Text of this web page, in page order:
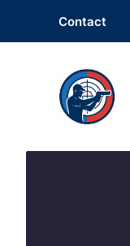
Contact